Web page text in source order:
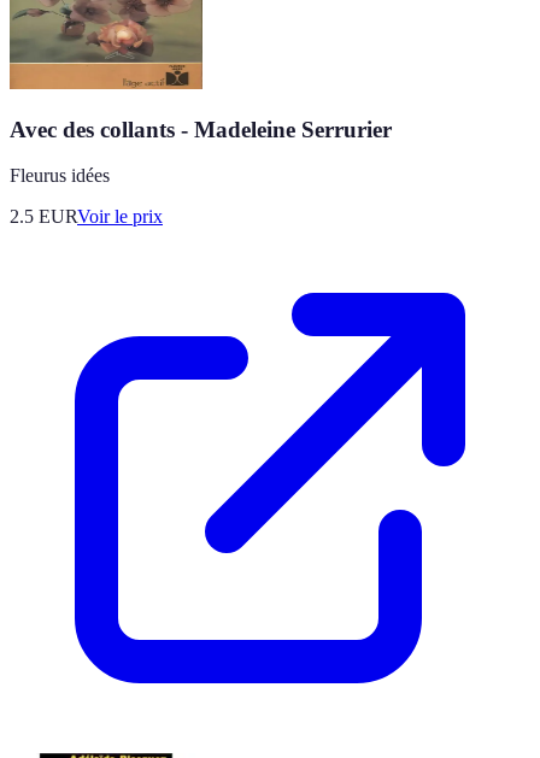
Avec des collants - Madeleine Serrurier
Fleurus idées
2.5 EURVoir le prix